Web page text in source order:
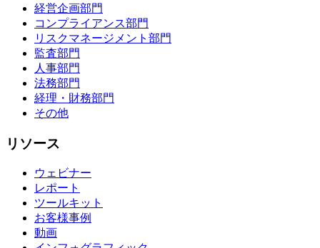
経営企画部門
コンプライアンス部門
リスクマネージメント部門
監査部門
人事部門
法務部門
経理・財務部門
その他
リソース
ウェビナー
レポート
ツールキット
お客様事例
動画